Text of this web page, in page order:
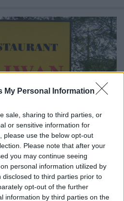
My Personal Information
sale, sharing to third parties, or
or sensitive information for
please use the below opt-out
Please note that after your
you may continue seeing
personal information utilized by
to third parties prior to
opt-out of the further
information by third parties on the
VACSORA A